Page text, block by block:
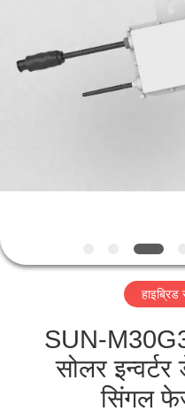
हमारे
बारे
यात्रा
गुणवत्ता
हाइब्रिड
SUN-
सोलर इन्वर्टर
सिंगल